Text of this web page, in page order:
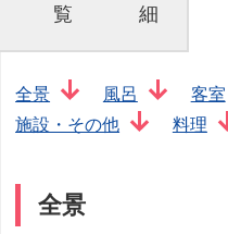
覧
細
全景 風呂 客室
施設・その他
料理
全景